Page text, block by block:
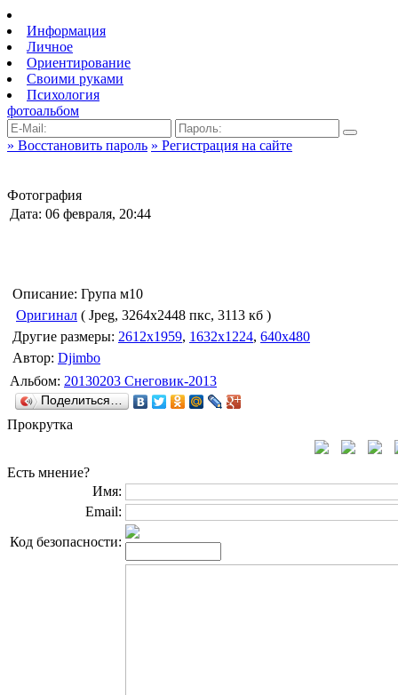
Информация
Личное
Ориентирование
Своими руками
Психология
фотоальбом
» Восстановить пароль » Регистрация на сайте
Фотография
Дата: 06 февраля, 20:44
Описание: Група м10
Оригинал ( Jpeg, 3264x2448 пкс, 3113 кб )
Другие размеры: 2612x1959, 1632x1224, 640x480
Автор: Djimbo
Альбом: 20130203 Снеговик-2013
Поделиться…
Прокрутка
Есть мнение?
Имя:
Email:
Код безопасности: